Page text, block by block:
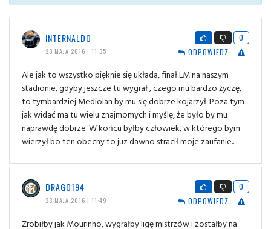
INTERNALDO
23 MAJA 2016 | 11:35
0
ODPOWIEDZ
Ale jak to wszystko pięknie się układa, finał LM na naszym
stadionie, gdyby jeszcze tu wygrał , czego mu bardzo życzę,
to tymbardziej Mediolan by mu się dobrze kojarzył. Poza tym
jak widać ma tu wielu znajmomych i myślę, że było by mu
naprawdę dobrze. W końcu byłby człowiek, w którego bym
wierzył bo ten obecny to juz dawno stracił moje zaufanie..
DRAGO194
23 MAJA 2016 | 11:49
0
ODPOWIEDZ
Zrobiłby jak Mourinho, wygrałby ligę mistrzów i zostałby na